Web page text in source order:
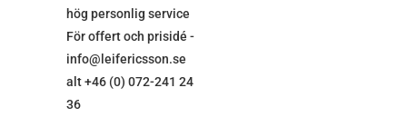
hög personlig service
För offert och prisidé -
info@leifericsson.se
alt +46 (0) 072-241 24
36